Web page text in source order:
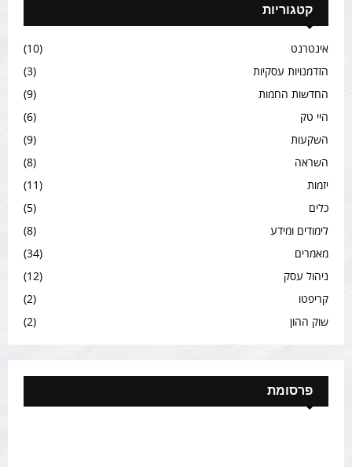
קטגוריות
אינטרנט
(10)
הזדמנויות עסקיות
(3)
החדשות החמות
(9)
היי טק
(6)
השקעות
(9)
השראה
(8)
יזמות
(11)
כלים
(5)
לימודים ומידע
(8)
מאמרים
(34)
ניהול עסק
(12)
קריפטו
(2)
שוק ההון
(2)
פרסומת